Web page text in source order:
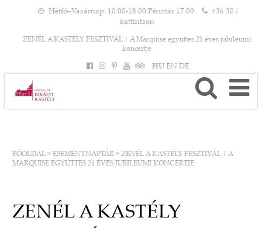
Hétfő–Vasárnap: 10:00-18:00 Pénztár 17:00
+36 30 /
kattintson
ZENÉL A KASTÉLY FESZTIVÁL | A Marquise együttes 21 éves jubileumi
koncertje
HU EN DE
FŐOLDAL > ESEMÉNYNAPTÁR > ZENÉL A KASTÉLY FESZTIVÁL | A
MARQUISE EGYÜTTES 21 ÉVES JUBILEUMI KONCERTJE
ZENÉL A KASTÉLY